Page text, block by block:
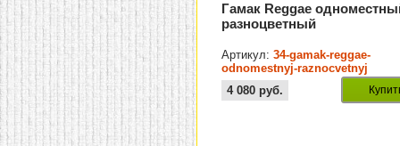
Гамак Reggae
разноцветный
Артикул:34-gamak-reggae-
odnomestnyj-raznocvetnyj
4 080 руб.